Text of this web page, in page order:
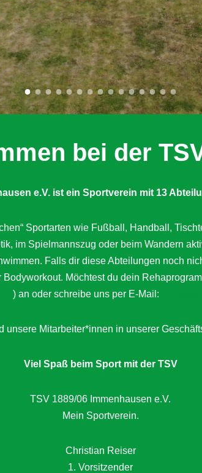
bei der
e.V. ist ein Sportverein mit 13
Sportarten wie Fußball, Handball,
im Spielmannszug oder beim Wandern
Falls dir diese Abteilungen noch
Möchtest du dein
) an oder schreibe uns per E-Mail:
Mitarbeiter*innen in unserer
Viel Spaß beim Sport mit der TSV
TSV 1889/06 Immenhausen e.V.
Mein Sportverein.
Christian Reiser
1. Vorsitzender